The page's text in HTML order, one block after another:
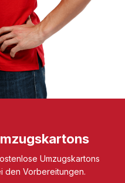
Umzugskartons
den Vorbereitungen.